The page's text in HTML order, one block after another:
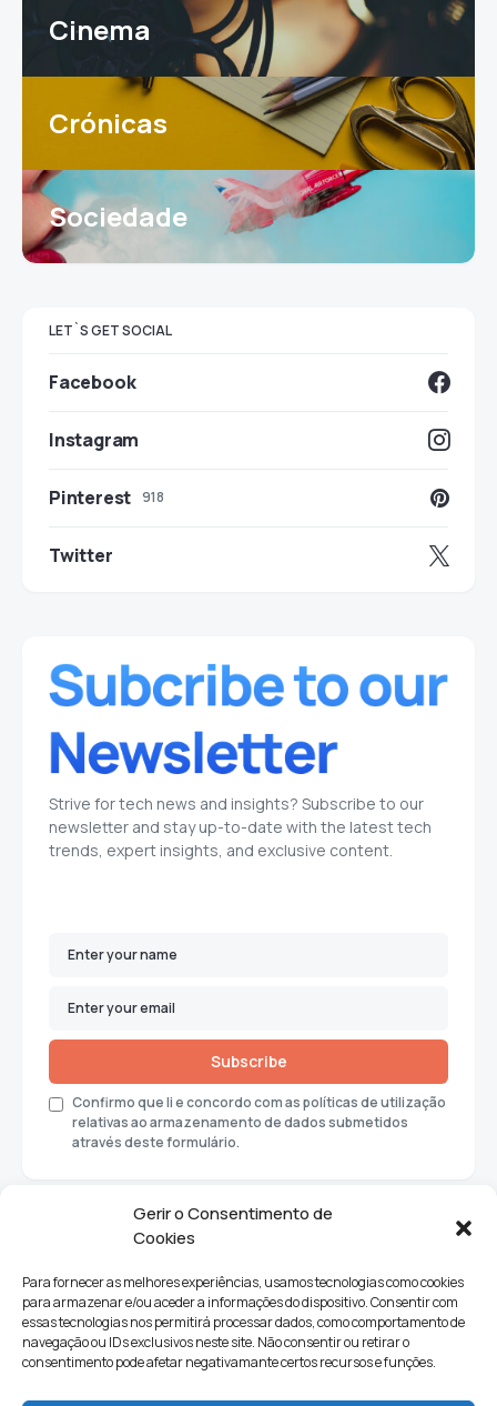
Gerir o Consentimento de
Cookies
Para fornecer as melhores experiências, usamos tecnologias como cookies
para armazenar e/ou aceder a informações do dispositivo. Consentir com
essas tecnologias nos permitirá processar dados, como comportamento de
navegação ou IDs exclusivos neste site. Não consentir ou retirar o
consentimento pode afetar negativamante certos recursos e funções.
Cinema
Crónicas
Sociedade
LET`S GET SOCIAL
Facebook
Instagram
Pinterest 918
Twitter
Strive for tech news and insights? Subscribe to our
newsletter and stay up-to-date with the latest tech
trends, expert insights, and exclusive content.
Subscribe
Confirmo que li e concordo com as políticas de utilização
relativas ao armazenamento de dados submetidos
através deste formulário.